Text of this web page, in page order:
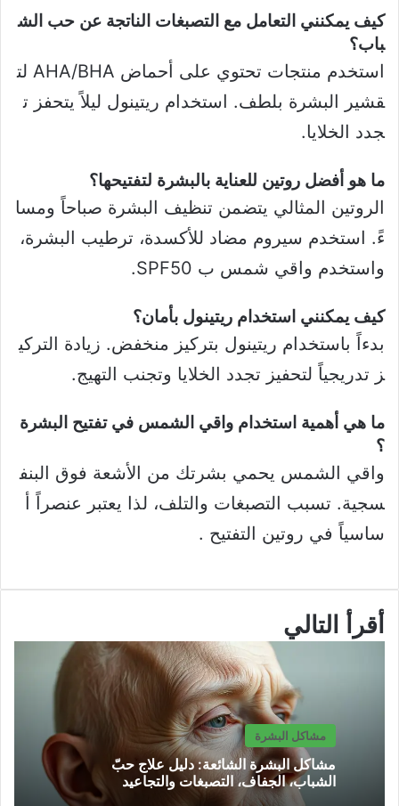
كيف يمكنني التعامل مع التصبغات الناتجة عن حب الش
باب؟
استخدم منتجات تحتوي على أحماض AHA/BHA لت
قشير البشرة بلطف. استخدام ريتينول ليلاً يتحفز ت
جدد الخلايا.
ما هو أفضل روتين للعناية بالبشرة لتفتيحها؟
الروتين المثالي يتضمن تنظيف البشرة صباحاً ومسا
ءً. استخدم سيروم مضاد للأكسدة، ترطيب البشرة،
واستخدم واقي شمس ب SPF50.
كيف يمكنني استخدام ريتينول بأمان؟
بدءاً باستخدام ريتينول بتركيز منخفض. زيادة التركي
ز تدريجياً لتحفيز تجدد الخلايا وتجنب التهيج.
ما هي أهمية استخدام واقي الشمس في تفتيح البشرة
؟
واقي الشمس يحمي بشرتك من الأشعة فوق البنف
سجية. تسبب التصبغات والتلف، لذا يعتبر عنصراً أ
ساسياً في روتين التفتيح .
أقرأ التالي
مشاكل البشرة
مشاكل البشرة الشائعة: دليل علاج حبّ
الشباب، الجفاف، التصبغات والتجاعيد